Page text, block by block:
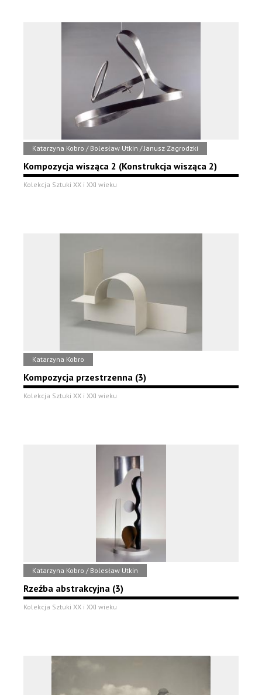
Katarzyna Kobro / Bolesław Utkin / Janusz Zagrodzki
Kompozycja wisząca 2 (Konstrukcja wisząca 2)
Kolekcja Sztuki XX i XXI wieku
Katarzyna Kobro
Kompozycja przestrzenna (3)
Kolekcja Sztuki XX i XXI wieku
Katarzyna Kobro / Bolesław Utkin
Rzeźba abstrakcyjna (3)
Kolekcja Sztuki XX i XXI wieku